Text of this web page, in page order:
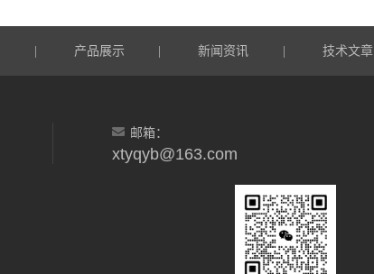
产品展示 新闻资讯 技术文章
邮箱：
xtyqyb@163.com